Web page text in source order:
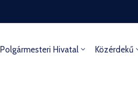
Polgármesteri Hivatal Közérdekű